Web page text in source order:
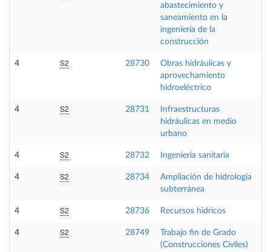
abastecimiento y
saneamiento en la
ingeniería de la
construcción
4 S2 28730
Obras hidráulicas y
aprovechamiento
hidroeléctrico
4 S2 28731
Infraestructuras
hidráulicas en medio
urbano
4 S2 28732 Ingeniería sanitaria
4 S2 28734
Ampliación de hidrología
subterránea
4 S2 28736 Recursos hidricos
4 S2 28749
Trabajo fin de Grado
(Construcciones Civiles)